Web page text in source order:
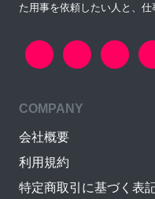
た用事を依頼したい人と、仕
COMPANY
会社概要
利用規約
特定商取引に基づく表